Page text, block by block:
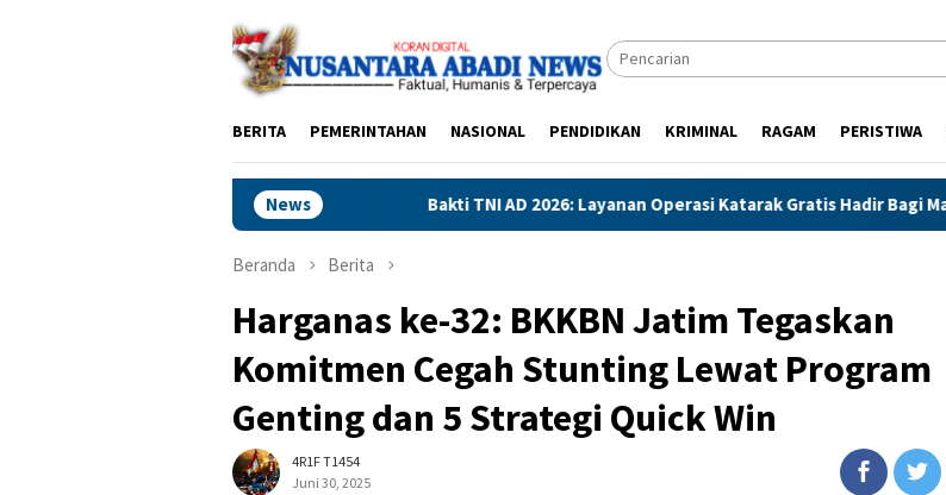
BERITA PEMERINTAHAN NASIONAL PENDIDIKAN KRIMINAL RAGAM PERISTIWA
News
Bakti TNI AD 2026: Layanan Operasi Katarak Gratis Hadir Bagi Masyarakat Pamekasan-Madura
Beranda Berita
Harganas ke-32: BKKBN Jatim Tegaskan
Komitmen Cegah Stunting Lewat Program
Genting dan 5 Strategi Quick Win
4R1F T1454
Juni 30, 2025